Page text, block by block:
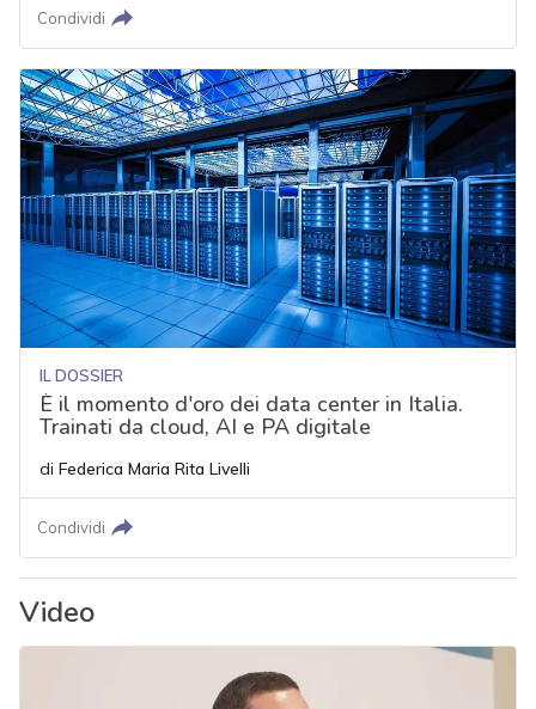
Condividi
IL DOSSIER
È il momento d'oro dei data center in Italia.
Trainati da cloud, AI e PA digitale
di Federica Maria Rita Livelli
Condividi
Video